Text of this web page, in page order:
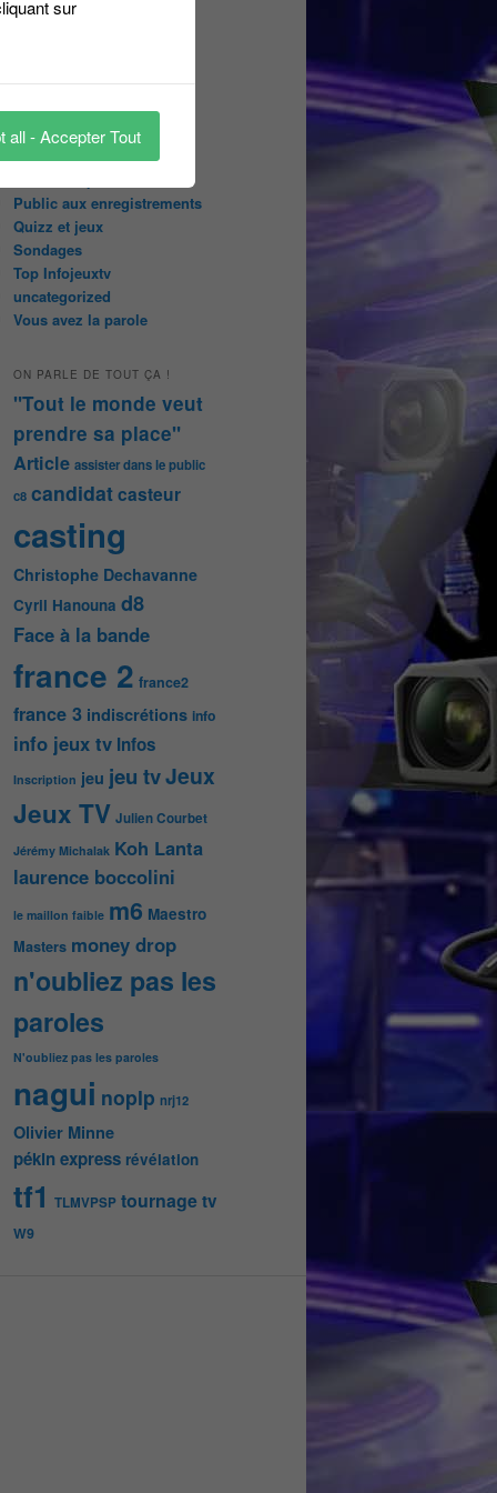
Les pages réservées aux
Masqué
Les Portraits de Fannette
Malika la Fouine
Public aux enregistrements
Quizz et jeux
Sondages
Top Infojeuxtv
uncategorized
Vous avez la parole
ON PARLE DE TOUT ÇA !
"Tout le monde veut
prendre sa place"
Article assister dans le public
c8 candidatcasteur
casting
Christophe Dechavanne
Cyril Hanouna d8
Face à la bande
france 2 france2
france 3 indiscrétions info
info jeux tv Infos
Inscription jeu jeu tvJeux
Jeux TV Julien Courbet
Jérémy Michalak Koh Lanta
laurence boccolini
le maillon faible m6 Maestro
Masters money drop
n'oubliez pas les
paroles
N'oubliez pas les paroles
nagui noplp nrj12
Olivier Minne
pékin express révélation
tf1 TLMVPSP tournagetv
W9
sur
all - Accepter Tout